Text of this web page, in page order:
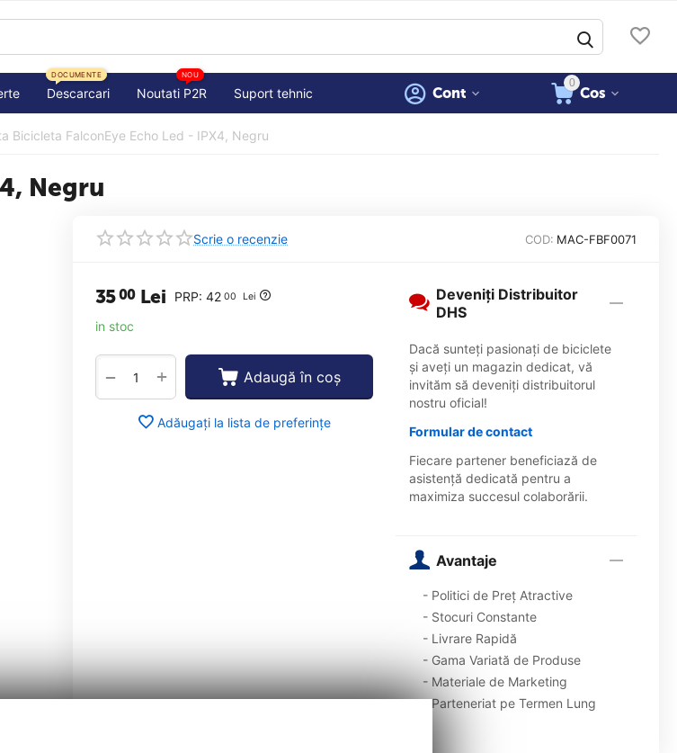
Descarcari
DOCUMENTE
Noutati P2R
NOU
Suport tehnic
0
Cos
Cont
Bicicleta FalconEye Echo Led - IPX4, Negru
Negru
Scrie o recenzie COD: MAC-FBF0071
3500 Lei PRP:42 00 Lei
in stoc
+
− Adaugă în coș
Adăugați la lista de preferințe
Deveniți Distribuitor
DHS
Dacă sunteți pasionați de biciclete
și aveți un magazin dedicat, vă
invităm să deveniți distribuitorul
nostru oficial!
Formular de contact
Fiecare partener beneficiază de
asistență dedicată pentru a
maximiza succesul colaborării.
Avantaje
- Politici de Preț Atractive
- Stocuri Constante
- Livrare Rapidă
- Gama Variată de Produse
- Materiale de Marketing
- Parteneriat pe Termen Lung